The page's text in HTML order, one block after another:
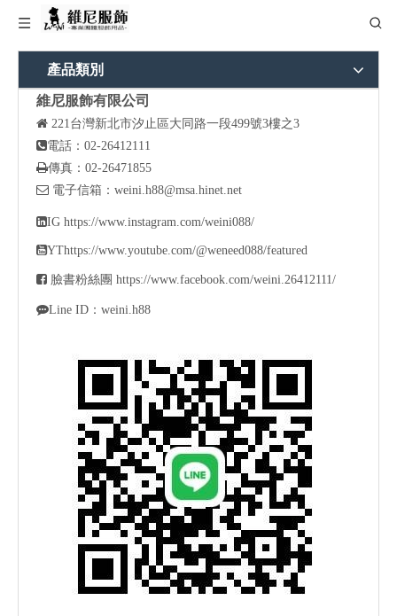
產品類別
維尼服飾有限公司
 221台灣新北市汐止區大同路一段499號3樓之3
電話：02-26412111
傳真：02-26471855
 電子信箱： weini.h88@msa.hinet.net
IG https://www.instagram.com/weini088/
YThttps://www.youtube.com/@weneed088/featured
 臉書粉絲團 https://www.facebook.com/weini.26412111/
Line ID：weini.h88